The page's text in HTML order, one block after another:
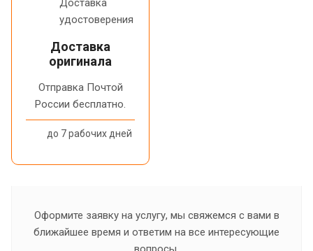
Доставка
оригинала
Отправка Почтой
России бесплатно.
до 7 рабочих дней
Оформите заявку на услугу, мы свяжемся с вами в
ближайшее время и ответим на все интересующие